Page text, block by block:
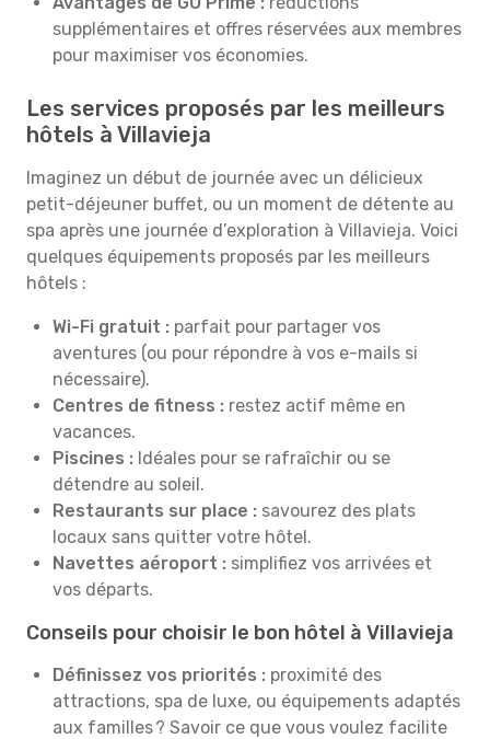
supplémentaires et offres réservées aux membres
pour maximiser vos économies.
Les services proposés par les meilleurs
hôtels à Villavieja
Imaginez un début de journée avec un délicieux
petit-déjeuner buffet, ou un moment de détente au
spa après une journée d’exploration à Villavieja. Voici
quelques équipements proposés par les meilleurs
hôtels :
Wi-Fi gratuit : parfait pour partager vos
aventures (ou pour répondre à vos e-mails si
nécessaire).
Centres de fitness : restez actif même en
vacances.
Piscines : Idéales pour se rafraîchir ou se
détendre au soleil.
Restaurants sur place : savourez des plats
locaux sans quitter votre hôtel.
Navettes aéroport : simplifiez vos arrivées et
vos départs.
Conseils pour choisir le bon hôtel à Villavieja
Définissez vos priorités : proximité des
attractions, spa de luxe, ou équipements adaptés
aux familles ? Savoir ce que vous voulez facilite